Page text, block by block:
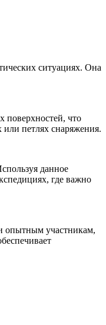
ситуациях. Она
поверхностей, что
или петлях снаряжения.
данное
где важно
опытным участникам,